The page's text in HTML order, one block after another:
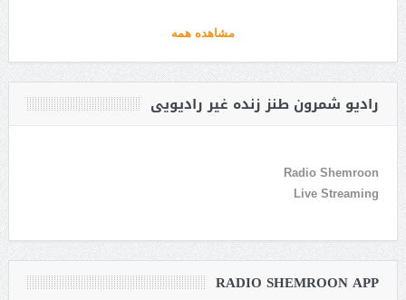
مشاهده همه
رادیو شمرون طنز زنده غیر رادیویی
Radio Shemroon
Live Streaming
RADIO SHEMROON APP